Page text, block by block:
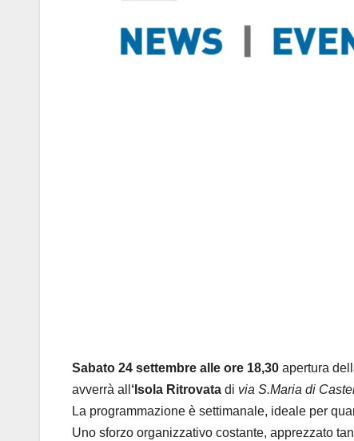
Sabato 24 settembre alle ore 18,30 apertura
avverrà all ‘Isola Ritrovata di via S.Maria di
La programmazione è settimanale, ideale per
Uno sforzo organizzativo costante, apprezzato